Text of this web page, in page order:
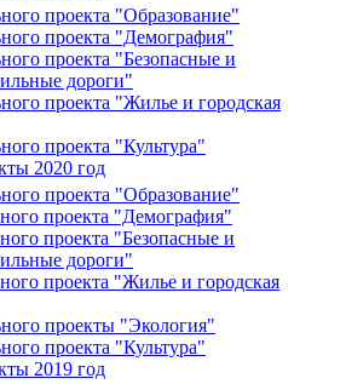
проекта "Образование"
проекта "Демография"
проекта "Безопасные и
дороги"
проекта "Жилье и городская
проекта "Культура"
2020 год
проекта "Образование"
проекта "Демография"
проекта "Безопасные и
дороги"
проекта "Жилье и городская
проекты "Экология"
проекта "Культура"
2019 год